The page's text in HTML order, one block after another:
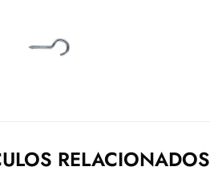
RELACIONADOS